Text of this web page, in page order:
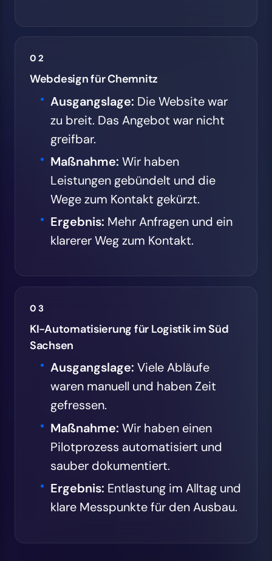
02
Webdesign für Chemnitz
Ausgangslage: Die Website war
zu breit. Das Angebot war nicht
greifbar.
Maßnahme: Wir haben
Leistungen gebündelt und die
Wege zum Kontakt gekürzt.
Ergebnis: Mehr Anfragen und ein
klarerer Weg zum Kontakt.
03
KI-Automatisierung für Logistik im Süd
Sachsen
Ausgangslage: Viele Abläufe
waren manuell und haben Zeit
gefressen.
Maßnahme: Wir haben einen
Pilotprozess automatisiert und
sauber dokumentiert.
Ergebnis: Entlastung im Alltag und
klare Messpunkte für den Ausbau.